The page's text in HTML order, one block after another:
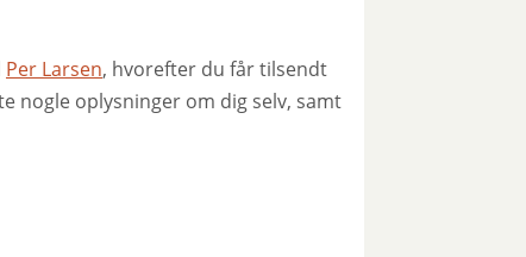
Per Larsen, hvorefter du får tilsendt
nogle oplysninger om dig selv, samt